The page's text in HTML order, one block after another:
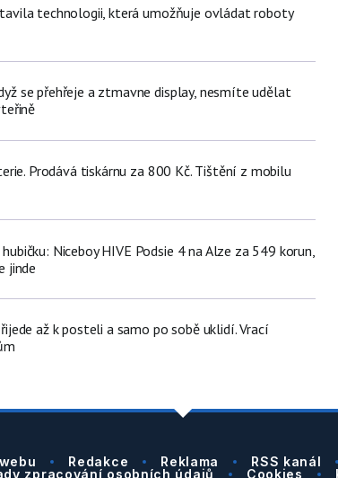
technologii, která umožňuje ovládat roboty
se přehřeje a ztmavne display, nesmíte udělat
Prodává tiskárnu za 800 Kč. Tištění z mobilu
Niceboy HIVE Podsie 4 na Alze za 549 korun,
jinde
až k posteli a samo po sobě uklidí. Vrací
Redakce Reklama RSS kanál
zpracování osobních údajů
Cookies